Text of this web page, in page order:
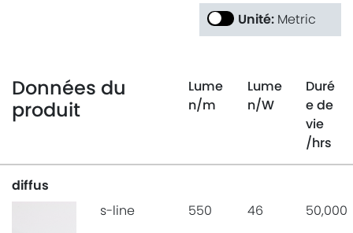
Unité: Metric
Données du
produit
Lume
n/m
Lume
n/W
Duré
e de
vie
/hrs
diffus
s-line
550 46 50,000